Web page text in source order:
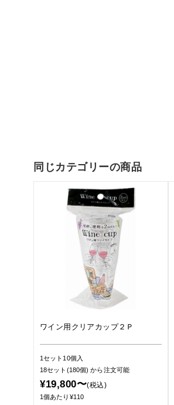
同じカテゴリーの商品
ワイン用クリアカップ２Ｐ
1セット10個入
18セット(180個)から注文可能
¥19,800〜(税込)
1個あたり¥110